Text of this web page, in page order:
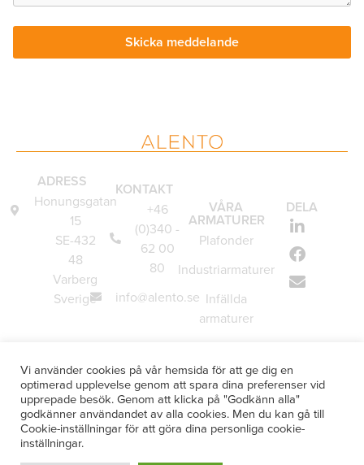
Skicka meddelande
ADRESS
Honungsgatan
15
SE-432
48
Varberg
Sverige
KONTAKT
+46
(0)340 -
62 00
80
info@alento.se
VÅRA
ARMATURER
Plafonder
Industriarmaturer
Infällda
armaturer
Underskåpsarmaturer
Specialanpassade
armaturer
DELA
Vi använder cookies på vår hemsida för att ge dig en
optimerad upplevelse genom att spara dina preferenser vid
upprepade besök. Genom att klicka på "Godkänn alla"
godkänner användandet av alla cookies. Men du kan gå till
Cookie-inställningar för att göra dina personliga cookie-
inställningar.